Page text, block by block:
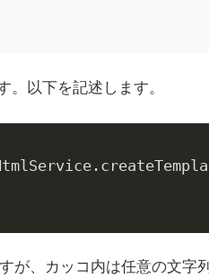
以下を記述します。
が、カッコ内は任意の文字